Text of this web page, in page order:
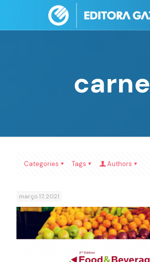
carne
Categories Tags Authors
março 17, 2021